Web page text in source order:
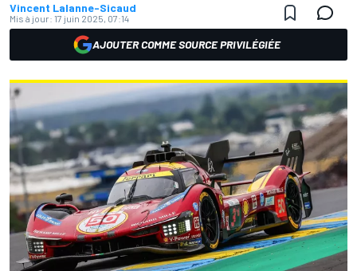
Vincent Lalanne-Sicaud
Mis à jour: 17 juin 2025, 07:14
AJOUTER COMME SOURCE PRIVILÉGIÉE